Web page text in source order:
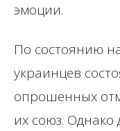
эмоции.
По состоянию
украинцев
опрошенных
их союз.